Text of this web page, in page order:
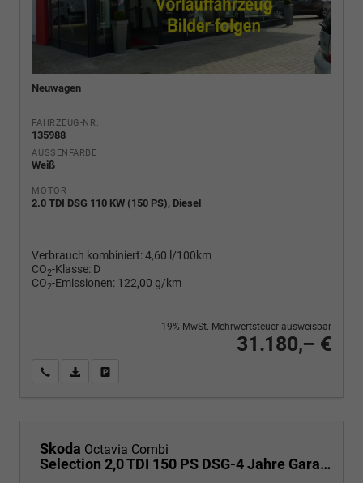
Neuwagen
FAHRZEUG-NR.
135988
AUSSENFARBE
Weiß
MOTOR
2.0 TDI DSG 110 KW (150 PS), Diesel
Verbrauch kombiniert:4,60 l/100km
CO2-Klasse: D
CO2-Emissionen: 122,00 g/km
31.180,– €
19% MwSt. Mehrwertsteuer ausweisbar
Wir rufen Sie anPDF-Fahrzeugexposé drucken
Skoda Octavia Combi
Selection 2,0 TDI 150 PS DSG-4 Jahre Garantie-PDC vorne und hinten-Sitzheizung-Smart Link